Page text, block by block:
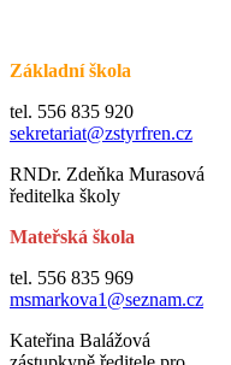
Základní škola
tel. 556 835 920
sekretariat@zstyrfren.cz
RNDr. Zdeňka Murasová
ředitelka školy
Mateřská škola
tel. 556 835 969
msmarkova1@seznam.cz
Kateřina Balážová